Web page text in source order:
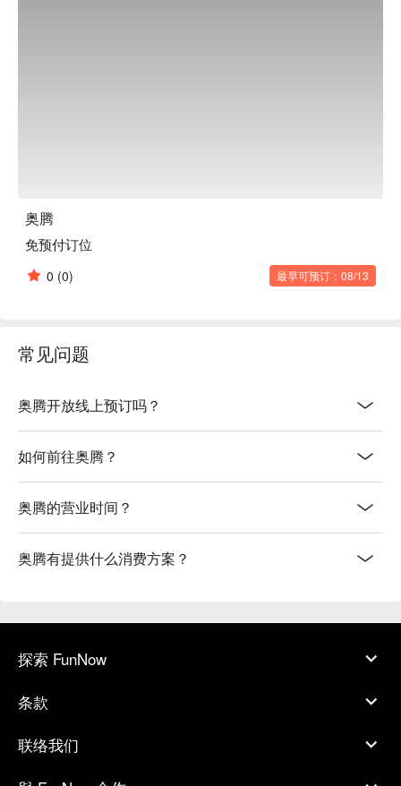
奥腾
免预付订位
0 (0) 最早可预订：08/13
常见问题
奥腾开放线上预订吗？
如何前往奥腾？
奥腾的营业时间？
奥腾有提供什么消费方案？
探索 FunNow
条款
联络我们